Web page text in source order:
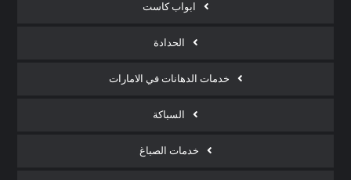
ابواب كاست
الحدادة
خدمات الدهانات في الامارات
السباكة
خدمات الصباغ